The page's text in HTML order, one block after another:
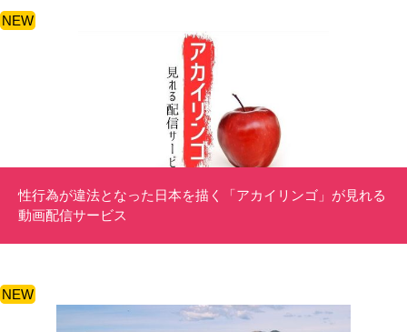
NEW
性行為が違法となった日本を描く「アカイリンゴ」が見れる
動画配信サービス
NEW